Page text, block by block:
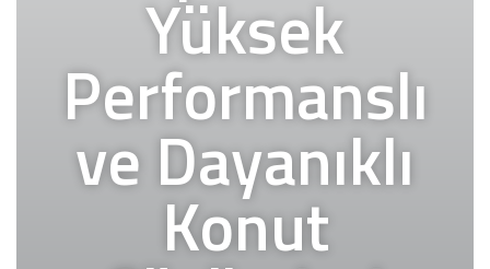
Yüksek
Performanslı
ve Dayanıklı
Konut